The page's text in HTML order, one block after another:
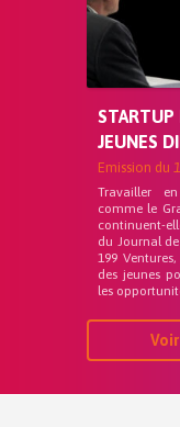
STARTUP
JEUNES
Emission du
Travailler
comme le
continuent-
du Journal
199
des jeunes
les